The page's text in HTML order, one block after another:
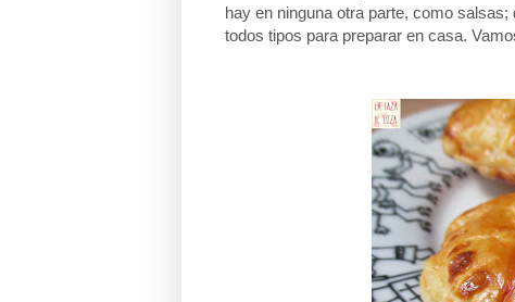
hay en ninguna otra parte, como
todos tipos para preparar en casa.